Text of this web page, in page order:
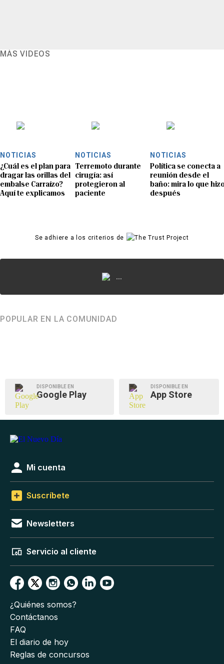
MÁS VIDEOS
NOTICIAS
¿Cuál es el plan para
dragar las orillas del
embalse Carraízo?
Aquí te explicamos
NOTICIAS
Terremoto durante
cirugía: así
protegieron al
paciente
NOTICIAS
Política se conecta a
reunión desde el
baño: mira lo que
después
Se adhiere a los criterios de
...
POPULAR EN LA COMUNIDAD
DISPONIBLE EN
Google Play
DISPONIBLE EN
App Store
Mi cuenta
Suscríbete
Newsletters
Servicio al cliente
¿Quiénes somos?
Contáctanos
FAQ
El diario de hoy
Reglas de concursos